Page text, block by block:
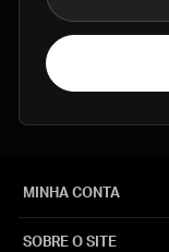
MINHA CONTA
SOBRE O SITE